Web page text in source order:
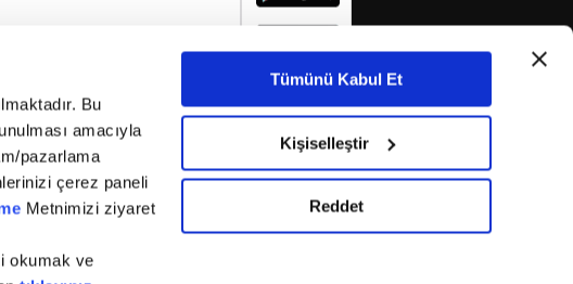
Bu
amacıyla
pazarlama
çerez paneli
Metnimizi ziyaret
okumak ve
Tümünü Kabul Et
Kişiselleştir
Reddet